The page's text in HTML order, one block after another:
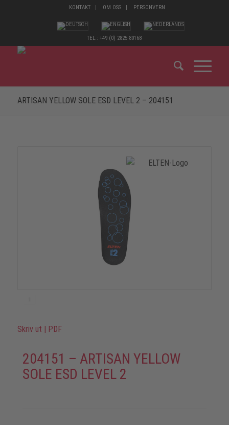
KONTAKT OM OSS PERSONVERN
TEL.: +49 (0) 2825 80168
ARTISAN YELLOW SOLE ESD LEVEL 2 – 204151
Skriv ut PDF
204151 – ARTISAN YELLOW
SOLE ESD LEVEL 2